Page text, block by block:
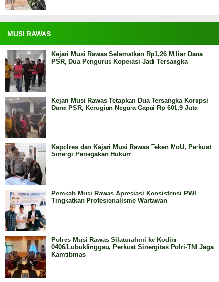
MUSI RAWAS
Kejari Musi Rawas Selamatkan Rp1,26 Miliar Dana
PSR, Dua Pengurus Koperasi Jadi Tersangka
Kejari Musi Rawas Tetapkan Dua Tersangka Korupsi
Dana PSR, Kerugian Negara Capai Rp 601,9 Juta
Kapolres dan Kajari Musi Rawas Teken MoU, Perkuat
Sinergi Penegakan Hukum
Pemkab Musi Rawas Apresiasi Konsistensi PWI
Tingkatkan Profesionalisme Wartawan
Polres Musi Rawas Silaturahmi ke Kodim
0406/Lubuklinggau, Perkuat Sinergitas Polri-TNI Jaga
Kamtibmas